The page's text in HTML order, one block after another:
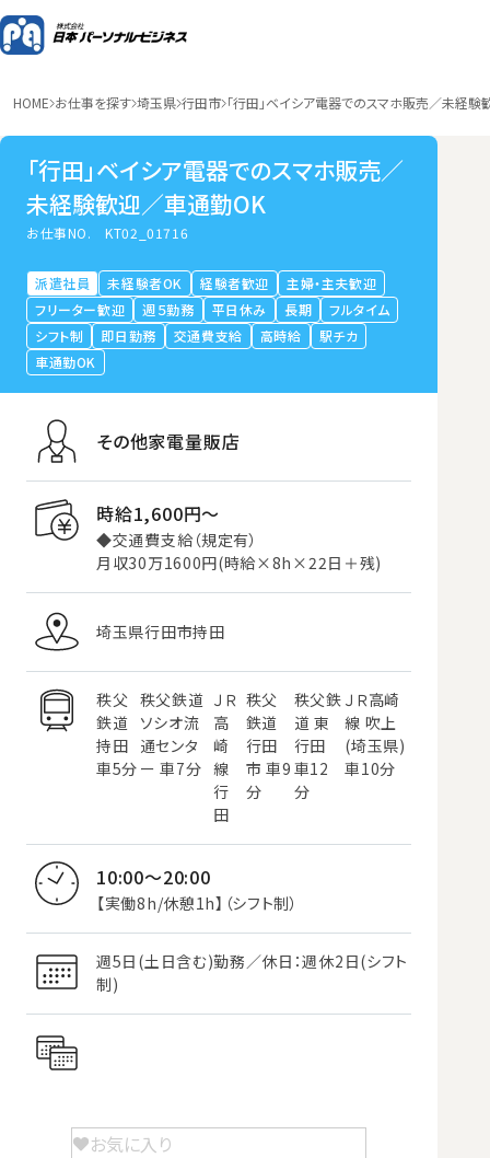
HOME お仕事を探す 埼玉県 行田市 「行田」ベイシア電器でのスマホ販売／未経
「行田」ベイシア電器でのスマホ販売／
未経験歓迎／車通勤OK
お仕事NO.KT02_01716
派遣社員 未経験者OK 経験者歓迎
主婦・主夫歓迎
フリーター歓迎
週５勤務 平日休み 長期
フルタイム
シフト制
即日勤務 交通費支給 高時給
駅チカ
車通勤OK
その他家電量販店
時給1,600円〜
◆交通費支給（規定有）
月収30万1600円(時給×8h×22日＋残)
埼玉県行田市持田
秩父
鉄道
持田
車5分
秩父鉄道
ソシオ流
通センタ
ー 車7分
ＪＲ
高
崎
線
行
田
秩父
鉄道
行田
市 車9
分
秩父鉄
道 東
行田
車12
分
ＪＲ高崎
線 吹上
(埼玉県)
車10分
10:00～20:00
【実働8h/休憩1h】（シフト制）
週5日(土日含む)勤務／休日：週休2日(シフト
制)
お気に入り